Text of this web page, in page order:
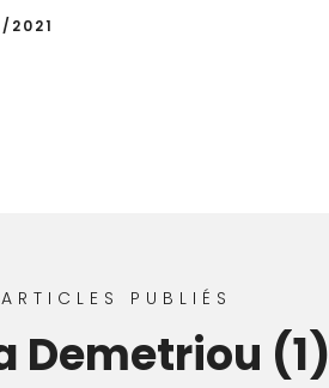
2021
PUBLIÉS
Demetriou (1)